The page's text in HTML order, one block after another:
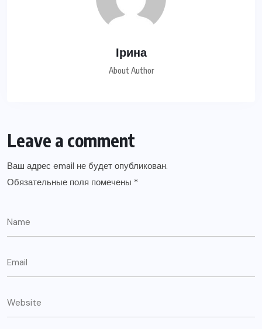
Ірина
About Author
Leave a comment
Ваш адрес email не будет опубликован.
Обязательные поля помечены *